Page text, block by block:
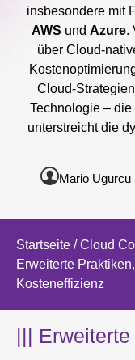
insbesondere mit
AWS und Azure.
über Cloud-
Cloud-
Technologie –
unterstreicht die
Mario Ugurcu
Startseite / Cloud
Erweiterte
Kosteneffizienz
|||